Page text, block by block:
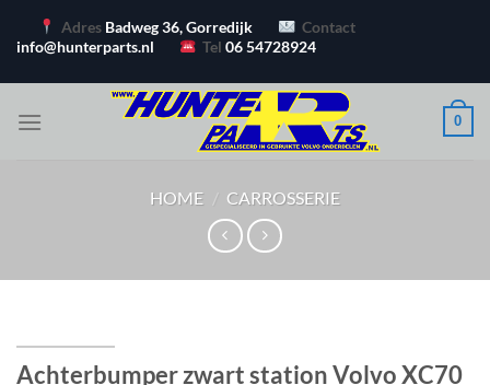
naar
Adres Badweg 36, Gorredijk
Contact
info@hunterparts.nl
Tel06 54728924
0
HOME / CARROSSERIE
Achterbumper zwart station Volvo XC70